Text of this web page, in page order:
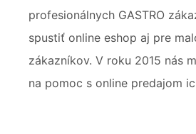
profesionálnych GASTRO
spustiť online eshop aj pre
zákazníkov. V roku 2015 nás
na pomoc s online predajom